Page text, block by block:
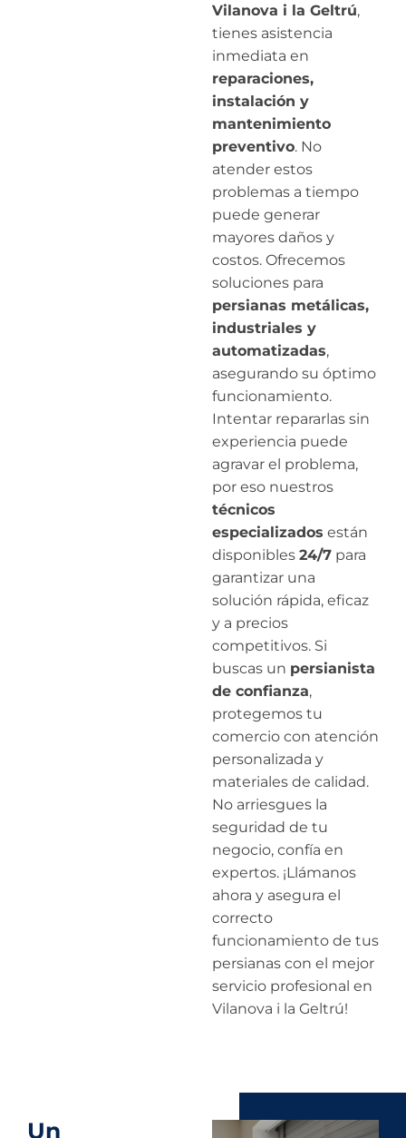
Vilanova i la Geltrú,
tienes asistencia
inmediata en
reparaciones,
instalación y
mantenimiento
preventivo. No
atender estos
problemas a tiempo
puede generar
mayores daños y
costos. Ofrecemos
soluciones para
persianas metálicas,
industriales y
automatizadas,
asegurando su óptimo
funcionamiento.
Intentar repararlas sin
experiencia puede
agravar el problema,
por eso nuestros
técnicos
especializados están
disponibles 24/7 para
garantizar una
solución rápida, eficaz
y a precios
competitivos. Si
buscas un persianista
de confianza,
protegemos tu
comercio con atención
personalizada y
materiales de calidad.
No arriesgues la
seguridad de tu
negocio, confía en
expertos. ¡Llámanos
ahora y asegura el
correcto
funcionamiento de tus
persianas con el mejor
servicio profesional en
Vilanova i la Geltrú!
Un